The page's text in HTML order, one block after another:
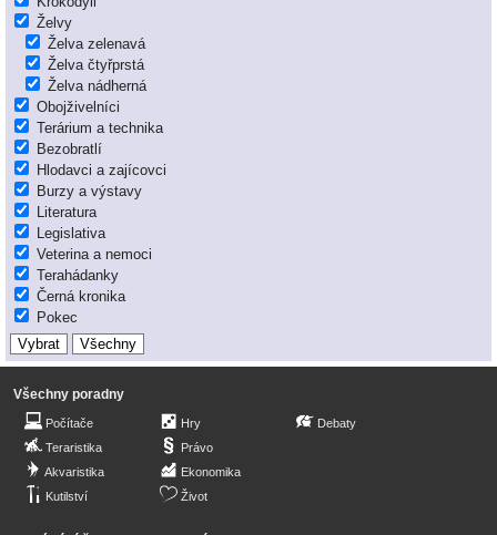
Želvy
Želva zelenavá
Želva čtyřprstá
Želva nádherná
Obojživelníci
Terárium a technika
Bezobratlí
Hlodavci a zajícovci
Burzy a výstavy
Literatura
Legislativa
Veterina a nemoci
Terahádanky
Černá kronika
Pokec
Všechny poradny
Počítače
Teraristika
Akvaristika
Kutilství
Hry
Právo
Ekonomika
Život
Debaty